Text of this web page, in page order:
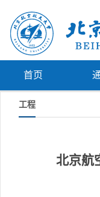
首页
工程
北京航